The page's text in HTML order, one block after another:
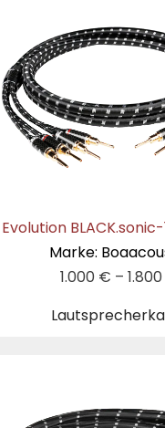
Marke:
1.000 € –1.800